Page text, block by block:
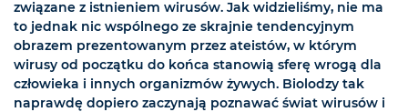
związane z istnieniem wirusów. Jak widzieliśmy, nie ma
to jednak nic wspólnego ze skrajnie tendencyjnym
obrazem prezentowanym przez ateistów, w którym
wirusy od początku do końca stanowią sferę wrogą dla
człowieka i innych organizmów żywych. Biolodzy tak
naprawdę dopiero zaczynają poznawać świat wirusów i